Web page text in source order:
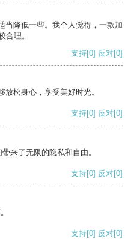
当降低一些。我个人觉得，一款加
合理。
支持[0] 反对[0]
松身心，享受美好时光。
支持[0] 反对[0]
来了无限的隐私和自由。
支持[0] 反对[0]
支持[0] 反对[0]